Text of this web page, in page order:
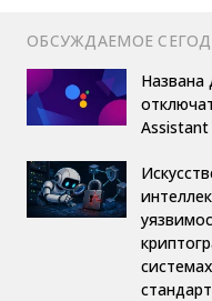
ОБСУЖДАЕМОЕ
Названа
Assistant